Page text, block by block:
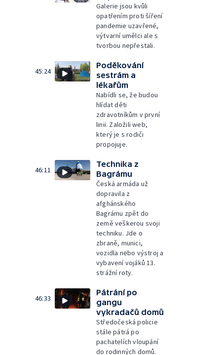
Galerie jsou kvůli
opatřením proti šíření
pandemie uzavřené,
výtvarní umělci ale s
tvorbou nepřestali.
45:24
Poděkování
sestrám a
lékařům
Nabídli se, že budou
hlídat děti
zdravotníkům v první
linii. Založili web,
který je s rodiči
propojuje.
46:11
Technika z
Bagrámu
Česká armáda už
dopravila z
afghánského
Bagrámu zpět do
země veškerou svoji
techniku. Jde o
zbraně, munici,
vozidla nebo výstroj a
vybavení vojáků 13.
strážní roty.
46:33
Pátrání po
gangu
vykradačů domů
Středočeská policie
stále pátrá po
pachatelích vloupání
do rodinných domů.